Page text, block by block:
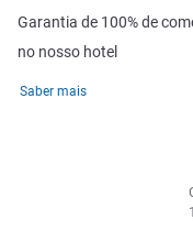
Garantia de 100% de
no nosso hotel
Saber mais